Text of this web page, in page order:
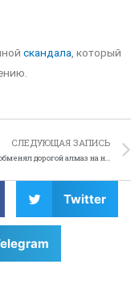
скандала , который
СЛЕДУЮЩАЯ ЗАПИСЬ
Мужчина обменял дорогой алмаз на немного марихуаны
Twitter